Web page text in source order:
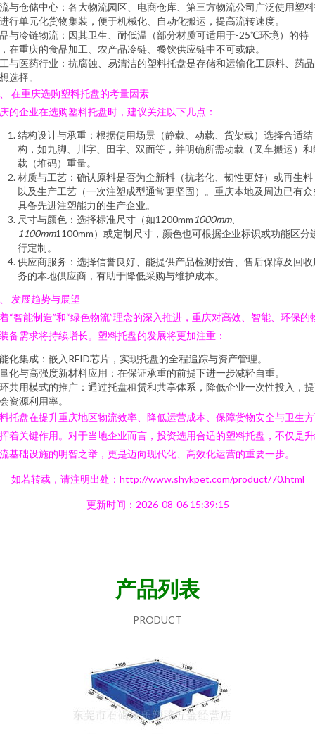
与仓储中心：各大物流园区、电商仓库、第三方物流公司广泛使用塑
行单元化货物集装，便于机械化、自动化搬运，提高流转速度。
与冷链物流：因其卫生、耐低温（部分材质可适用于-25℃环境）的特
在重庆的食品加工、农产品冷链、餐饮供应链中不可或缺。
与医药行业：抗腐蚀、易清洁的塑料托盘是存储和运输化工原料、药
选择。
在重庆选购塑料托盘的考量因素
的企业在选购塑料托盘时，建议关注以下几点：
结构设计与承重：根据使用场景（静载、动载、货架载）选择合适结
构，如九脚、川字、田字、双面等，并明确所需动载（叉车搬运）和
载（堆码）重量。
材质与工艺：确认原料是否为全新料（抗老化、韧性更好）或再生料
以及生产工艺（一次注塑成型通常更坚固）。重庆本地及周边已有众
具备先进注塑能力的生产企业。
尺寸与颜色：选择标准尺寸（如1200mm 1000mm、
1100mm1100mm）或定制尺寸，颜色也可根据企业标识或功能区分
行定制。
供应商服务：选择信誉良好、能提供产品检测报告、售后保障及回收
务的本地供应商，有助于降低采购与维护成本。
发展趋势与展望
“智能制造”和“绿色物流”理念的深入推进，重庆对高效、智能、环保的
备需求将持续增长。塑料托盘的发展将更加注重：
化集成：嵌入RFID芯片，实现托盘的全程追踪与资产管理。
化与高强度新材料应用：在保证承重的前提下进一步减轻自重。
共用模式的推广：通过托盘租赁和共享体系，降低企业一次性投入，
资源利用率。
托盘在提升重庆地区物流效率、降低运营成本、保障货物安全与卫生
着关键作用。对于当地企业而言，投资选用合适的塑料托盘，不仅是
基础设施的明智之举，更是迈向现代化、高效化运营的重要一步。
如若转载，请注明出处：http://www.shykpet.com/product/70.html
更新时间：2026-08-06 15:39:15
产品列表
PRODUCT